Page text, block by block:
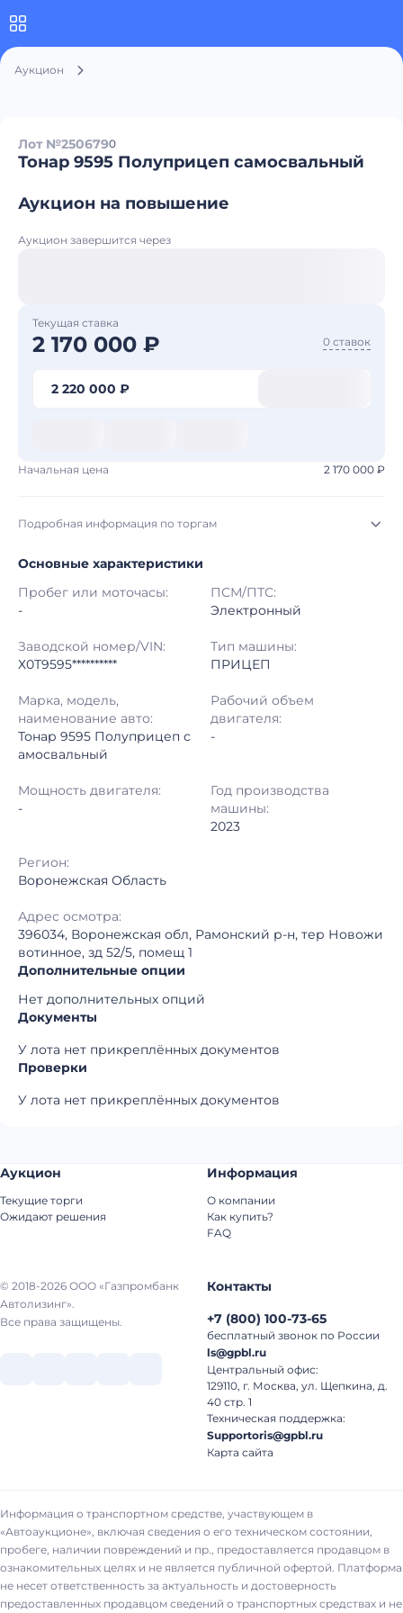
Аукцион
Лот №2506790
Тонар 9595 Полуприцеп самосвальный
Аукцион на повышение
Аукцион завершится через
Текущая ставка
2 170 000 ₽ 0 ставок
2 220 000 ₽
Начальная цена 2 170 000 ₽
Подробная информация по торгам
Начало торгов: 06.08.2026, 18:16 МСК
13.08.2026, 18:52 МСК
Тип аукциона: Открытые торги
Шаг торгов: 50 000 ₽
Кол-во ставок:
Регион: Воронежская Область
Основные характеристики
Пробег или моточасы:
-
ПСМ/ПТС:
Электронный
Заводской номер/VIN:
Х0Т9595**********
Тип машины:
ПРИЦЕП
Марка, модель,
наименование авто:
Тонар 9595 Полуприцеп с
амосвальный
Рабочий объем
двигателя:
-
Мощность двигателя:
-
Год производства
машины:
2023
Регион:
Воронежская Область
Адрес осмотра:
396034, Воронежская обл, Рамонский р-н, тер Новожи
вотинное, зд 52/5, помещ 1
Дополнительные опции
Нет дополнительных опций
Документы
У лота нет прикреплённых документов
Проверки
У лота нет прикреплённых документов
© 2018-2026 ООО «Газпромбанк
Автолизинг».
Все права защищены.
Аукцион
Текущие торги
Ожидают решения
Информация
О компании
Как купить?
FAQ
Контакты
+7 (800) 100-73-65
бесплатный звонок по России
ls@gpbl.ru
Центральный офис:
129110, г. Москва, ул. Щепкина, д.
40 стр. 1
Техническая поддержка:
Supportoris@gpbl.ru
Карта сайта
Информация о транспортном средстве, участвующем в
«Автоаукционе», включая сведения о его техническом состоянии,
пробеге, наличии повреждений и пр., предоставляется продавцом в
ознакомительных целях и не является публичной офертой. Платформа
не несет ответственность за актуальность и достоверность
предоставленных продавцом сведений о транспортных средствах и не